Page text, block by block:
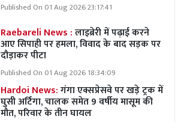
Published On 01 Aug 2026 23:17:41
Raebareli News :लाइब्रेरी में पढ़ाई करने
आए सिपाही पर हमला, विवाद के बाद सड़क पर
दौड़ाकर पीटा
Published On 01 Aug 2026 18:34:09
Hardoi News:गंगा एक्सप्रेसवे पर खड़े ट्रक में
घुसी अर्टिगा, चालक समेत 9 वर्षीय मासूम की
मौत, परिवार के तीन घायल